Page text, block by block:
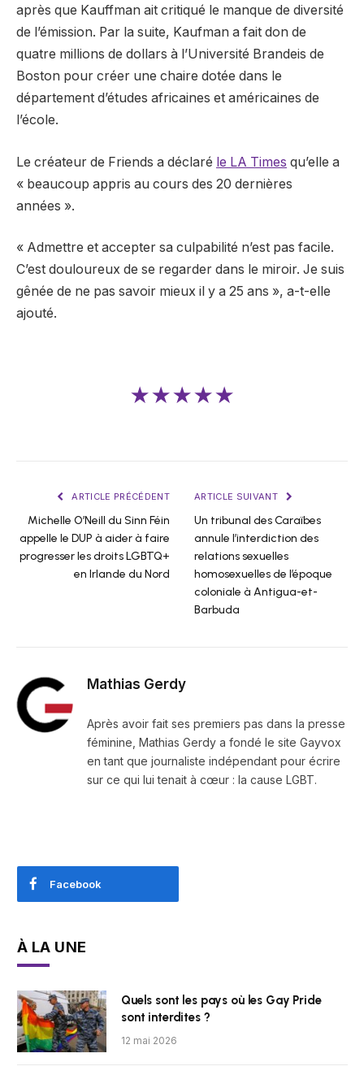
après que Kauffman ait critiqué le manque de diversité
de l’émission. Par la suite, Kaufman a fait don de
quatre millions de dollars à l’Université Brandeis de
Boston pour créer une chaire dotée dans le
département d’études africaines et américaines de
l’école.
Le créateur de Friends a déclaré le LA Times qu’elle a
« beaucoup appris au cours des 20 dernières
années ».
« Admettre et accepter sa culpabilité n’est pas facile.
C’est douloureux de se regarder dans le miroir. Je suis
gênée de ne pas savoir mieux il y a 25 ans », a-t-elle
ajouté.
★★★★★
ARTICLE PRÉCÉDENT
Michelle O’Neill du Sinn Féin
appelle le DUP à aider à faire
progresser les droits LGBTQ+
en Irlande du Nord
ARTICLE SUIVANT
Un tribunal des Caraïbes
annule l’interdiction des
relations sexuelles
homosexuelles de l’époque
coloniale à Antigua-et-
Barbuda
Mathias Gerdy
Après avoir fait ses premiers pas dans la presse
féminine, Mathias Gerdy a fondé le site Gayvox
en tant que journaliste indépendant pour écrire
sur ce qui lui tenait à cœur : la cause LGBT.
Facebook
À LA UNE
Quels sont les pays où les Gay Pride
sont interdites ?
12 mai 2026